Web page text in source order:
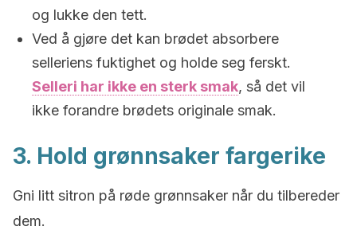
og lukke den tett.
Ved å gjøre det kan brødet absorbere
selleriens fuktighet og holde seg ferskt.
Selleri har ikke en sterk smak, så det vil
ikke forandre brødets originale smak.
3. Hold grønnsaker fargerike
Gni litt sitron på røde grønnsaker når du tilbereder
dem.